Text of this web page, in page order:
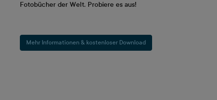
Fotobücher der Welt. Probiere es aus!
Mehr Informationen & kostenloser Download